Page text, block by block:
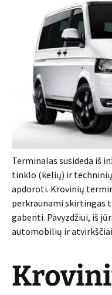
Terminalas susideda iš
tinklo (kelių) ir
apdoroti. Krovinių
perkraunami skirtingas
gabenti. Pa­vyzdžiui, iš
automobilių ir